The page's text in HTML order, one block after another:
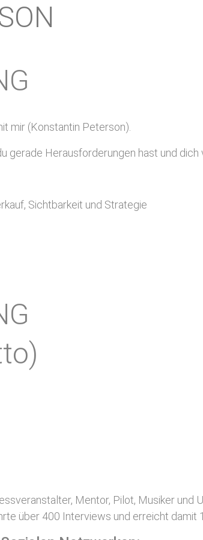
mir (Konstantin Peterson).
gerade Herausforderungen hast und
Sichtbarkeit und Strategie
Mentor, Pilot, Musiker
über 400 Interviews und erreicht damit